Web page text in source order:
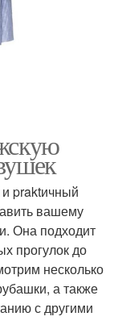
для
образов
рубашки
praktичный
вашему
Она подходит
прогулок до
несколько
а также
с другими